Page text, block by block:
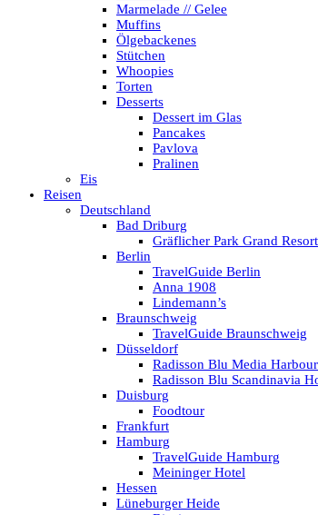
Marmelade // Gelee
Muffins
Ölgebackenes
Stütchen
Whoopies
Torten
Desserts
Dessert im Glas
Pancakes
Pavlova
Pralinen
Eis
Reisen
Deutschland
Bad Driburg
Gräflicher Park Grand Resort
Berlin
TravelGuide Berlin
Anna 1908
Lindemann’s
Braunschweig
TravelGuide Braunschweig
Düsseldorf
Radisson Blu Media
Radisson Blu Scandinavia
Duisburg
Foodtour
Frankfurt
Hamburg
TravelGuide Hamburg
Meininger Hotel
Hessen
Lüneburger Heide